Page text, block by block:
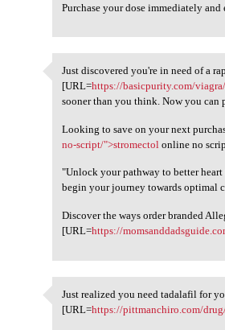
Purchase your dose immediately
Just discovered you're in
Just discovered you're in need of a
[URL=https://basicpurity.com/viagra/
sooner than you think. Now you can
Looking to save on your next
no-script/">stromectol online no
"Unlock your pathway to better
begin your journey towards optimal
Discover the ways order branded
[URL=https://
Just realized you need
Just realized you need tadalafil for
[URL=https://pittmanchiro.com/